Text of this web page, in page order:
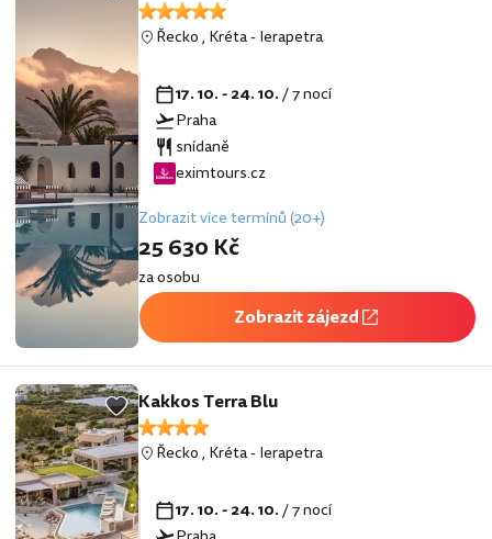
Řecko, Kréta-Ierapetra
17. 10. - 24. 10./ 7 nocí
Praha
snídaně
eximtours.cz
Zobrazit více termínů (20+)
25 630 Kč
za osobu
Zobrazit zájezd
Kakkos Terra Blu
Řecko, Kréta-Ierapetra
17. 10. - 24. 10./ 7 nocí